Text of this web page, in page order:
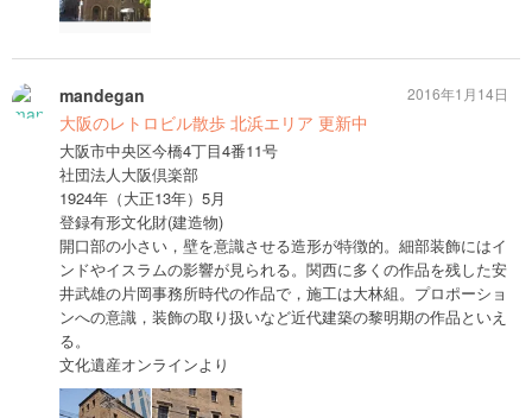
mandegan
大阪のレトロビル散歩 北浜エリア 更新中
大阪市中央区今橋4丁目4番11号
社団法人大阪倶楽部
1924年（大正13年）5月
登録有形文化財(建造物)
開口部の小さい，壁を意識させる造形が特徴的。細部装飾にはイ
ンドやイスラムの影響が見られる。関西に多くの作品を残した安
井武雄の片岡事務所時代の作品で，施工は大林組。プロポーショ
ンへの意識，装飾の取り扱いなど近代建築の黎明期の作品といえ
る。
文化遺産オンラインより
2016年1月14日